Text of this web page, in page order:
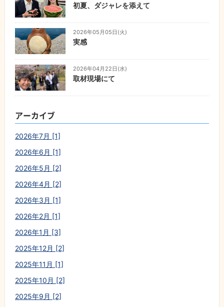
初夏、ダジャレを添えて
2026年05月05日(火)
実感
2026年04月22日(水)
取材現場にて
アーカイブ
2026年7月 [1]
2026年6月 [1]
2026年5月 [2]
2026年4月 [2]
2026年3月 [1]
2026年2月 [1]
2026年1月 [3]
2025年12月 [2]
2025年11月 [1]
2025年10月 [2]
2025年9月 [2]